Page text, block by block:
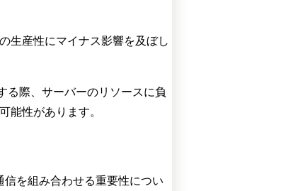
生産性にマイナス影響を及ぼし
る際、サーバーのリソースに負
能性があります。
信を組み合わせる重要性につい